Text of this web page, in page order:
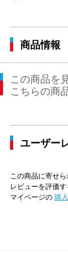
商品情報
この商品を
こちらの商
ユーザー
この商品に寄せ
レビューを評価
マイページの 購